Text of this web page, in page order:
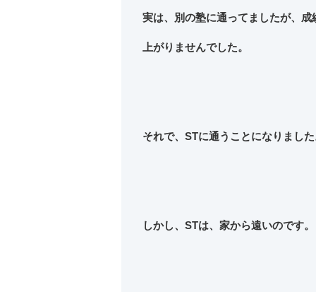
実は、別の塾に通ってましたが、成
上がりませんでした。
それで、STに通うことになりまし
しかし、STは、家から遠いのです。